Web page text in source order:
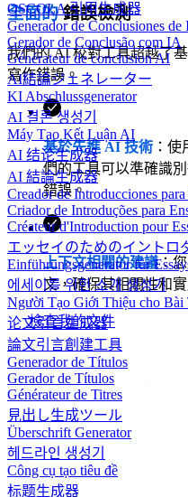
OSCOLA 引用生成器
Generador de Conclusiones de
Gerador de Conclusão com IA
Générateur de conclusion AI
AI結論ジェネレーター
KI Abschlussgenerator
AI 결론 생성기
Máy Tạo Kết Luận AI
AI 结论生成器
AI 結論生成器
Creador de Introducciones
Criador de Introduções para
Créateur d'Introduction pour
エッセイのためのイントロ
Einführungsgenerator für
에세이를 위한 소개 생성기
Người Tạo Giới Thiệu cho Bài
论文引言生成器
論文引言創建工具
Generador de Títulos
Gerador de Títulos
Générateur de Titres
見出し生成ツール
Überschrift Generator
헤드라인 생성기
Công cụ tạo tiêu đề
标题生成器
全面的錯誤檢測
我們的 AI 校對工具超越了
寫作錯誤。
基於先進 AI 技術 ：
們的工具可以準確識
錯誤。
上下文相關的建議：
文，確保其相關性和實
檢查我的文件